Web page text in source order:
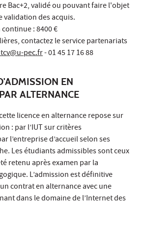
Bac+2, validé ou pouvant faire l'objet
validation des acquis.
: 8400 €
contactez le service partenariats
pec.fr- 01 45 17 16 88
EN
ALTERNANCE
licence en alternance repose sur
: par l’IUT sur critères
l’entreprise d’accueil selon ses
Les étudiants admissibles sont ceux
retenu après examen par la
L’admission est définitive
contrat en alternance avec une
dans le domaine de l’Internet des